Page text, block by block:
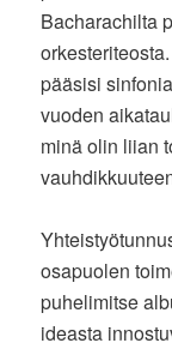
Bacharachilta
pääsisi
vuoden
minä olin liian
osapuolen
puhelimitse
ideasta